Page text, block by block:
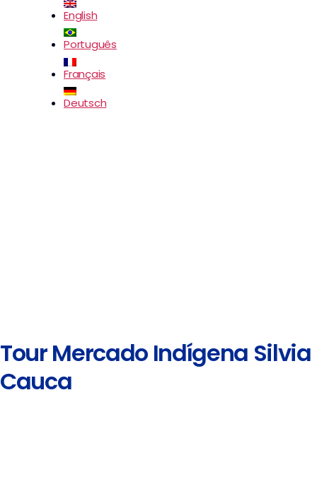
English
Português
Français
Deutsch
Tour Mercado Indígena Silvia
Cauca